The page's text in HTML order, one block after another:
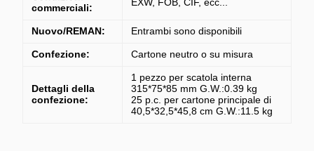
commerciali:
Nuovo/REMAN: Entrambi sono disponibili
Confezione: Cartone neutro o su misura
Dettagli della
confezione:
1 pezzo per scatola interna
315*75*85 mm G.W.:0.39 kg
25 p.c. per cartone principale di
40,5*32,5*45,8 cm G.W.:11.5 kg